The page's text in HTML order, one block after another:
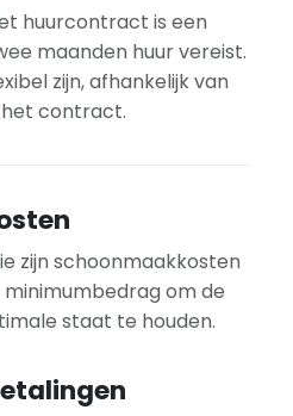
huurcontract is een
maanden huur vereist.
zijn, afhankelijk van
contract.
zijn schoonmaakkosten
om de
staat te houden.